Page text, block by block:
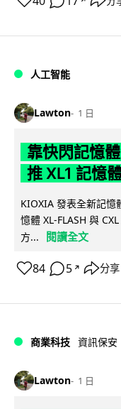
人工智能
Lawton 1 日
靠快閃記憶
推 XL1 記憶
KIOXIA 發表全新記憶
憶體 XL-FLASH 與
方...
閱讀全文
84 5 ↗ 分享
商業科技 資訊保安
Lawton 1 日